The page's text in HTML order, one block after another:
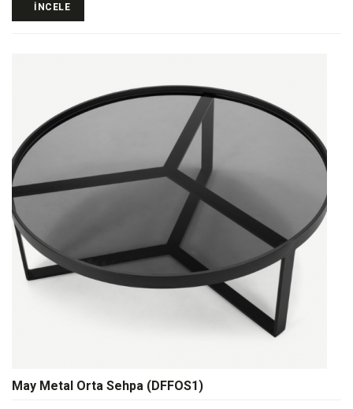
İNCELE
May Metal Orta Sehpa (DFFOS1)